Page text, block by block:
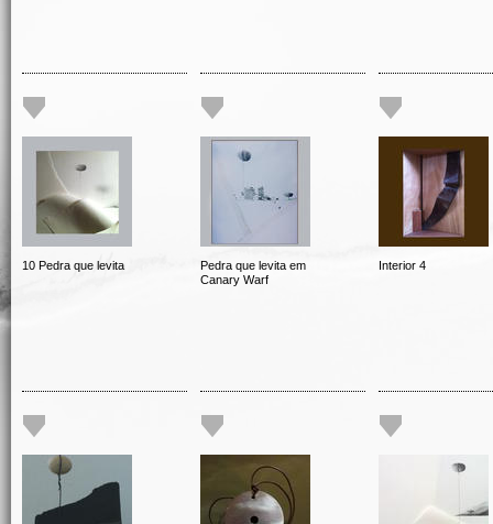
10 Pedra que levita
Pedra que levita em
Canary Warf
Interior 4